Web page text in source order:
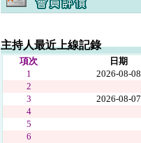
主持人最近上線記錄
項次 日期
1
2026-08-08
2
3
2026-08-07
4
5
6